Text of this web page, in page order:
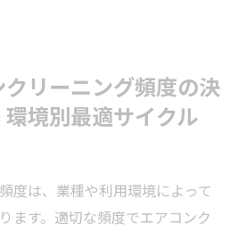
リーニング頻度の決
境別最適サイクル
度は、業種や利用環境によって
ます。適切な頻度でエアコンク